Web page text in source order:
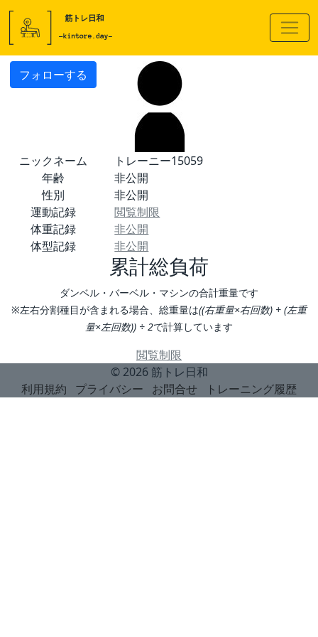
フォローする
ニックネーム
トレーニー15059
年齢
非公開
性別
非公開
運動記録
閲覧制限
体重記録
非公開
体型記録
非公開
累計総負荷
ダンベル・バーベル・マシンの合計重量です
※左右分割種目が含まれる場合、総重量は((右重量×右回数) + (左重
量×左回数)) ÷ 2で計算しています
閲覧制限
© 2026 筋トレ日和
利用規約
プライバシー お問合せ トレーニング履歴